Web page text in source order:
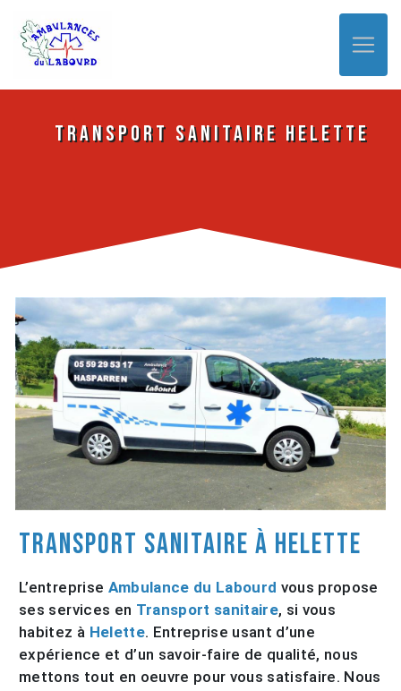
Transport sanitaire Helette
Transport sanitaire à Helette
L’entreprise Ambulance du Labourd vous propose
ses services en Transport sanitaire, si vous
habitez à Helette. Entreprise usant d’une
expérience et d’un savoir-faire de qualité, nous
mettons tout en oeuvre pour vous satisfaire. Nous